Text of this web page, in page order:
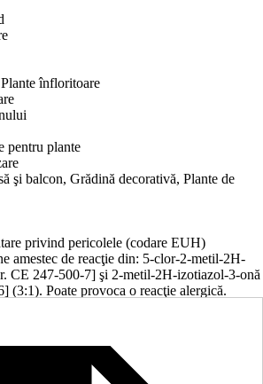
înfloritoare
pentru plante
şi balcon, Grădină decorativă, Plante de
privind pericolele (codare EUH)
amestec de reacţie din: 5-clor-2-metil-2H-
CE 247-500-7] şi 2-metil-2H-izotiazol-3-onă
(3:1). Poate provoca o reacţie alergică.